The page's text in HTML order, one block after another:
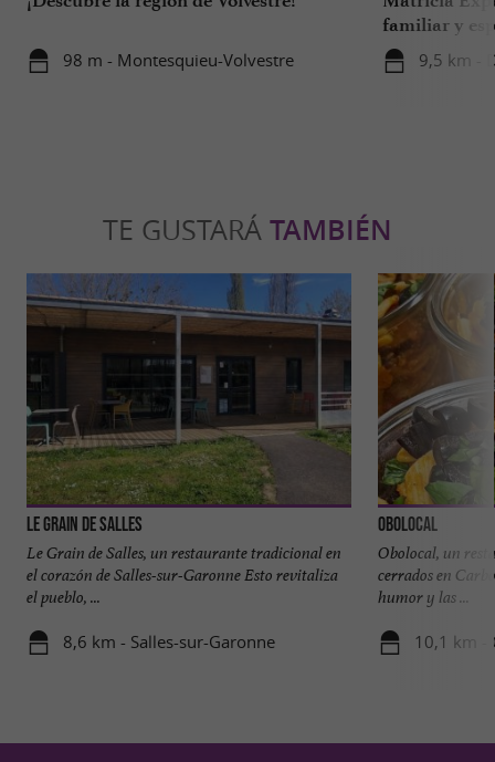
98 m - Montesquieu-Volvestre
familiar y
bosque de
9,5 km -
TE GUSTARÁ TAMBIÉN
Le Grain de Salles
Le Grain de Salles, un restaurante tradicional en
el corazón de Salles-sur-Garonne Esto revitaliza
el pueblo, ...
8,6 km - Salles-sur-Garonne
Obolocal
Obolocal, un
cerrados en
humor y las ...
10,1 km -